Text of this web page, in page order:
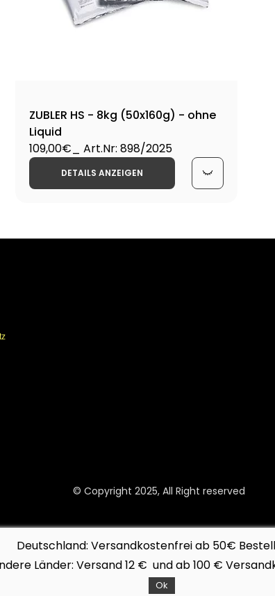
ZUBLER HS - 8kg (50x160g) - ohne
Liquid
109,00€ _ Art.Nr: 898/2025
DETAILS ANZEIGEN
© Copyright 2025, All Right reserved
Deutschland: Versandkostenfrei ab 50€
Länder: Versand 12 € und ab 100 €
Ok